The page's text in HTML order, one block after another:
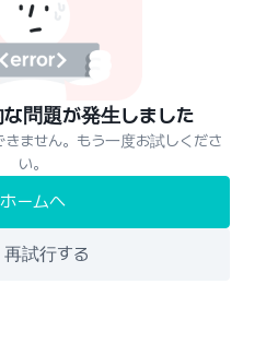
問題が発生しました
ません。もう一度お試しくださ
い。
ホームへ
再試行する